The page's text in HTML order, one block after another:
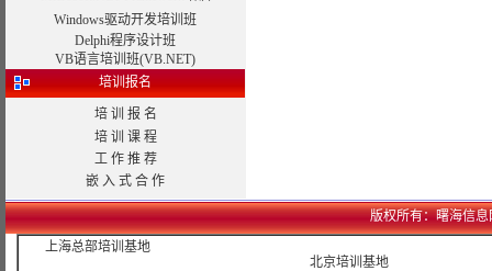
Windows驱动开发培训班
Delphi程序设计班
VB语言培训班(VB.NET)
培训报名
培 训 报 名
培 训 课 程
工 作 推 荐
嵌 入 式 合 作
版权所有：曙海信息
上海总部培训基地
北京培训基地